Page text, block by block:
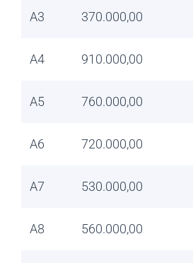
A3 370.000,00
A4 910.000,00
A5 760.000,00
A6 720.000,00
A7 530.000,00
A8 560.000,00